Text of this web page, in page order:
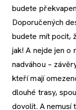
budete
Doporučených
budete mít pocit,
jak! A nejde jen o
nadváhou –
kteří mají
dlouhé trasy,
dovolit. A nemusí